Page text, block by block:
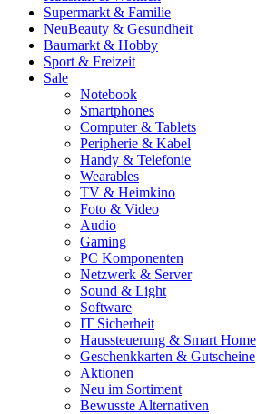
Supermarkt & Familie
NeuBeauty & Gesundheit
Baumarkt & Hobby
Sport & Freizeit
Sale
Notebook
Smartphones
Computer & Tablets
Peripherie & Kabel
Handy & Telefonie
Wearables
TV & Heimkino
Foto & Video
Audio
Gaming
PC Komponenten
Netzwerk & Server
Sound & Light
Software
IT Sicherheit
Haussteuerung & Smart Home
Geschenkkarten & Gutscheine
Aktionen
Neu im Sortiment
Bewusste Alternativen